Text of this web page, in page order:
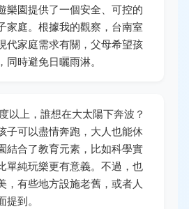
樂園提供了一個安全、可控的
家庭。根據我的觀察，台南室
代家庭需求有關，父母希望孩
時避免日曬雨淋。
以上，誰想在大太陽下奔波？
子可以盡情奔跑，大人也能休
結合了教育元素，比如科學實
單純玩樂更有意義。不過，也
，有些地方設施老舊，或者人
到。